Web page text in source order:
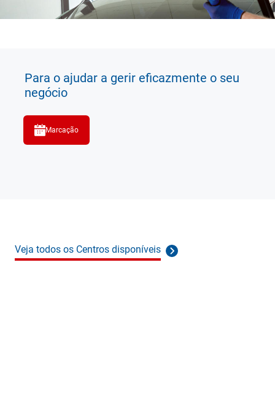
Para o ajudar a gerir eficazmente o seu
negócio
Marcação
Veja todos os Centros disponíveis